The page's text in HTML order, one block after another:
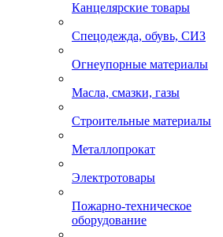
Канцелярские товары
Спецодежда, обувь, СИЗ
Огнеупорные материалы
Масла, смазки, газы
Строительные материалы
Металлопрокат
Электротовары
Пожарно-техническое
оборудование